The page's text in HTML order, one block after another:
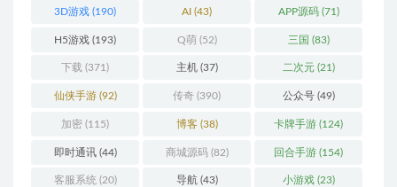
3D游戏 (190) AI (43) APP源码(71)
H5游戏 (193) Q萌(52) 三国 (83)
下载 (371) 主机(37) 二次元(21)
仙侠手游(92) 传奇 (390) 公众号(49)
加密 (115) 博客(38) 卡牌手游 (124)
即时通讯(44) 商城源码(82) 回合手游 (154)
客服系统 (20) 导航(43) 小游戏(23)